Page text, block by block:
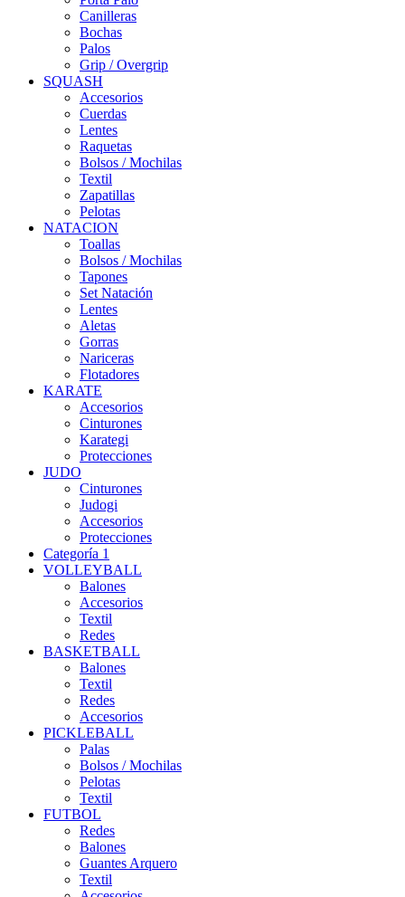
Canilleras
Bochas
Palos
Grip / Overgrip
SQUASH
Accesorios
Cuerdas
Lentes
Raquetas
Bolsos / Mochilas
Textil
Zapatillas
Pelotas
NATACION
Toallas
Bolsos / Mochilas
Tapones
Set Natación
Lentes
Aletas
Gorras
Nariceras
Flotadores
KARATE
Accesorios
Cinturones
Karategi
Protecciones
JUDO
Cinturones
Judogi
Accesorios
Protecciones
Categoría 1
VOLLEYBALL
Balones
Accesorios
Textil
Redes
BASKETBALL
Balones
Textil
Redes
Accesorios
PICKLEBALL
Palas
Bolsos / Mochilas
Pelotas
Textil
FUTBOL
Redes
Balones
Guantes Arquero
Textil